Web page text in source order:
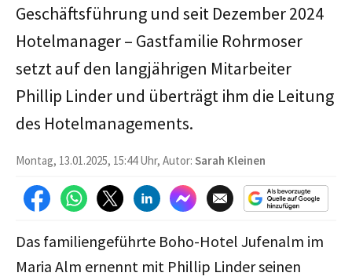
Geschäftsführung und seit Dezember 2024
Hotelmanager – Gastfamilie Rohrmoser
setzt auf den langjährigen Mitarbeiter
Phillip Linder und überträgt ihm die Leitung
des Hotelmanagements.
Montag, 13.01.2025, 15:44 Uhr, Autor: Sarah Kleinen
Das familiengeführte Boho-Hotel Jufenalm im
Maria Alm ernennt mit Phillip Linder seinen